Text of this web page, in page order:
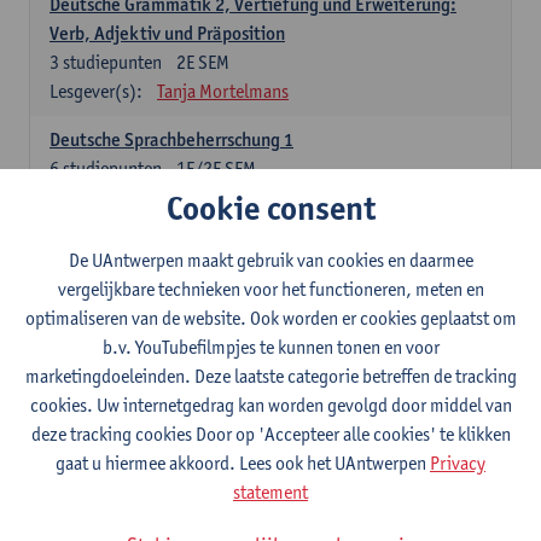
Verb, Adjektiv und Präposition
2E SEM
3 studiepunten
Lesgever(s):
Tanja Mortelmans
Deutsche Sprachbeherrschung 1
1E/2E SEM
6studiepunten
Tanja Mortelmans Alex Haider
Raum
1E/2E SEM
6 studiepunten
Lesgever(s):
Carola Strobl Alex Haider
Engels: verplichte opleidingsonderdelen
Advanced English Grammar for English Language
Professionals
1E/2E SEM
Lesgever(s):
Jim Ureel
Cookie consent
De UAntwerpen maakt gebruik van cookies en daarmee
vergelijkbare technieken voor het functioneren, meten en
optimaliseren van de website. Ook worden er cookies geplaatst om
b.v. YouTubefilmpjes te kunnen tonen en voor
marketingdoeleinden. Deze laatste categorie betreffen de tracking
cookies. Uw internetgedrag kan worden gevolgd door middel van
deze tracking cookies Door op 'Accepteer alle cookies' te klikken
gaat u hiermee akkoord. Lees ook het UAntwerpen Privacy
statement